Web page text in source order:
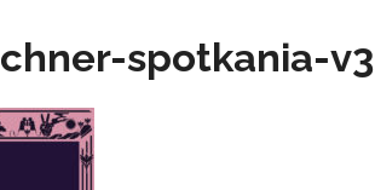
spotkania-v3